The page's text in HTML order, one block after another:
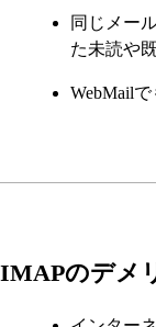
同じメー
た未読や
WebMail
IMAPのデメ